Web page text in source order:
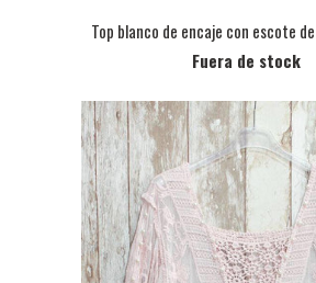
Top blanco de encaje con escote
Fuera de stock